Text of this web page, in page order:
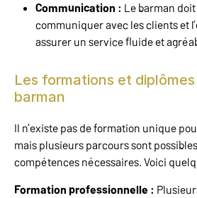
Communication : Le barman
communiquer avec les clients et
assurer un service fluide et
Les formations et
barman
Il n’existe pas de formation unique
mais plusieurs parcours sont
compétences nécessaires. Voici
Formation professionnelle :